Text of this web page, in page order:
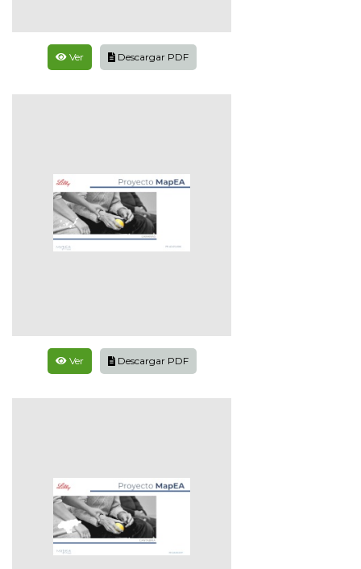
Ver Descargar PDF
Ver Descargar PDF